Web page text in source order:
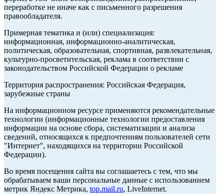
переработке не иначе как с письменного разрешения
правообладателя.
Примерная тематика и (или) специализация:
информационная, информационно-аналитическая,
политическая, образовательная, спортивная, развлекательная,
культурно-просветительская, реклама в соответствии с
законодательством Российской Федерации о рекламе
Территория распространения: Российская Федерация,
зарубежные страны
На информационном ресурсе применяются рекомендательные
технологии (информационные технологии предоставления
информации на основе сбора, систематизации и анализа
сведений, относящихся к предпочтениям пользователей сети
"Интернет", находящихся на территории Российской
Федерации).
Во время посещения сайта вы соглашаетесь с тем, что мы
обрабатываем ваши персональные данные с использованием
метрик Яндекс Метрика, top.mail.ru, LiveInternet.